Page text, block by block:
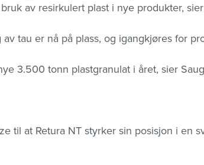
av resirkulert plast i nye produkter,
tau er nå på plass, og igangkjøres for
3.500 tonn plastgranulat i året, sier
til at Retura NT styrker sin posisjon i en